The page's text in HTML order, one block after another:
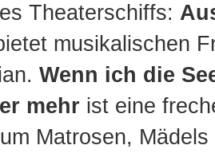
Theaterschiffs:
musikalischen
Wenn ich die
mehr ist eine
Matrosen,